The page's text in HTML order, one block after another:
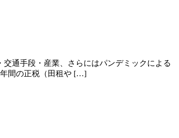
通手段・産業、さらにはパンデミックによる
年間の正税（田租や […]